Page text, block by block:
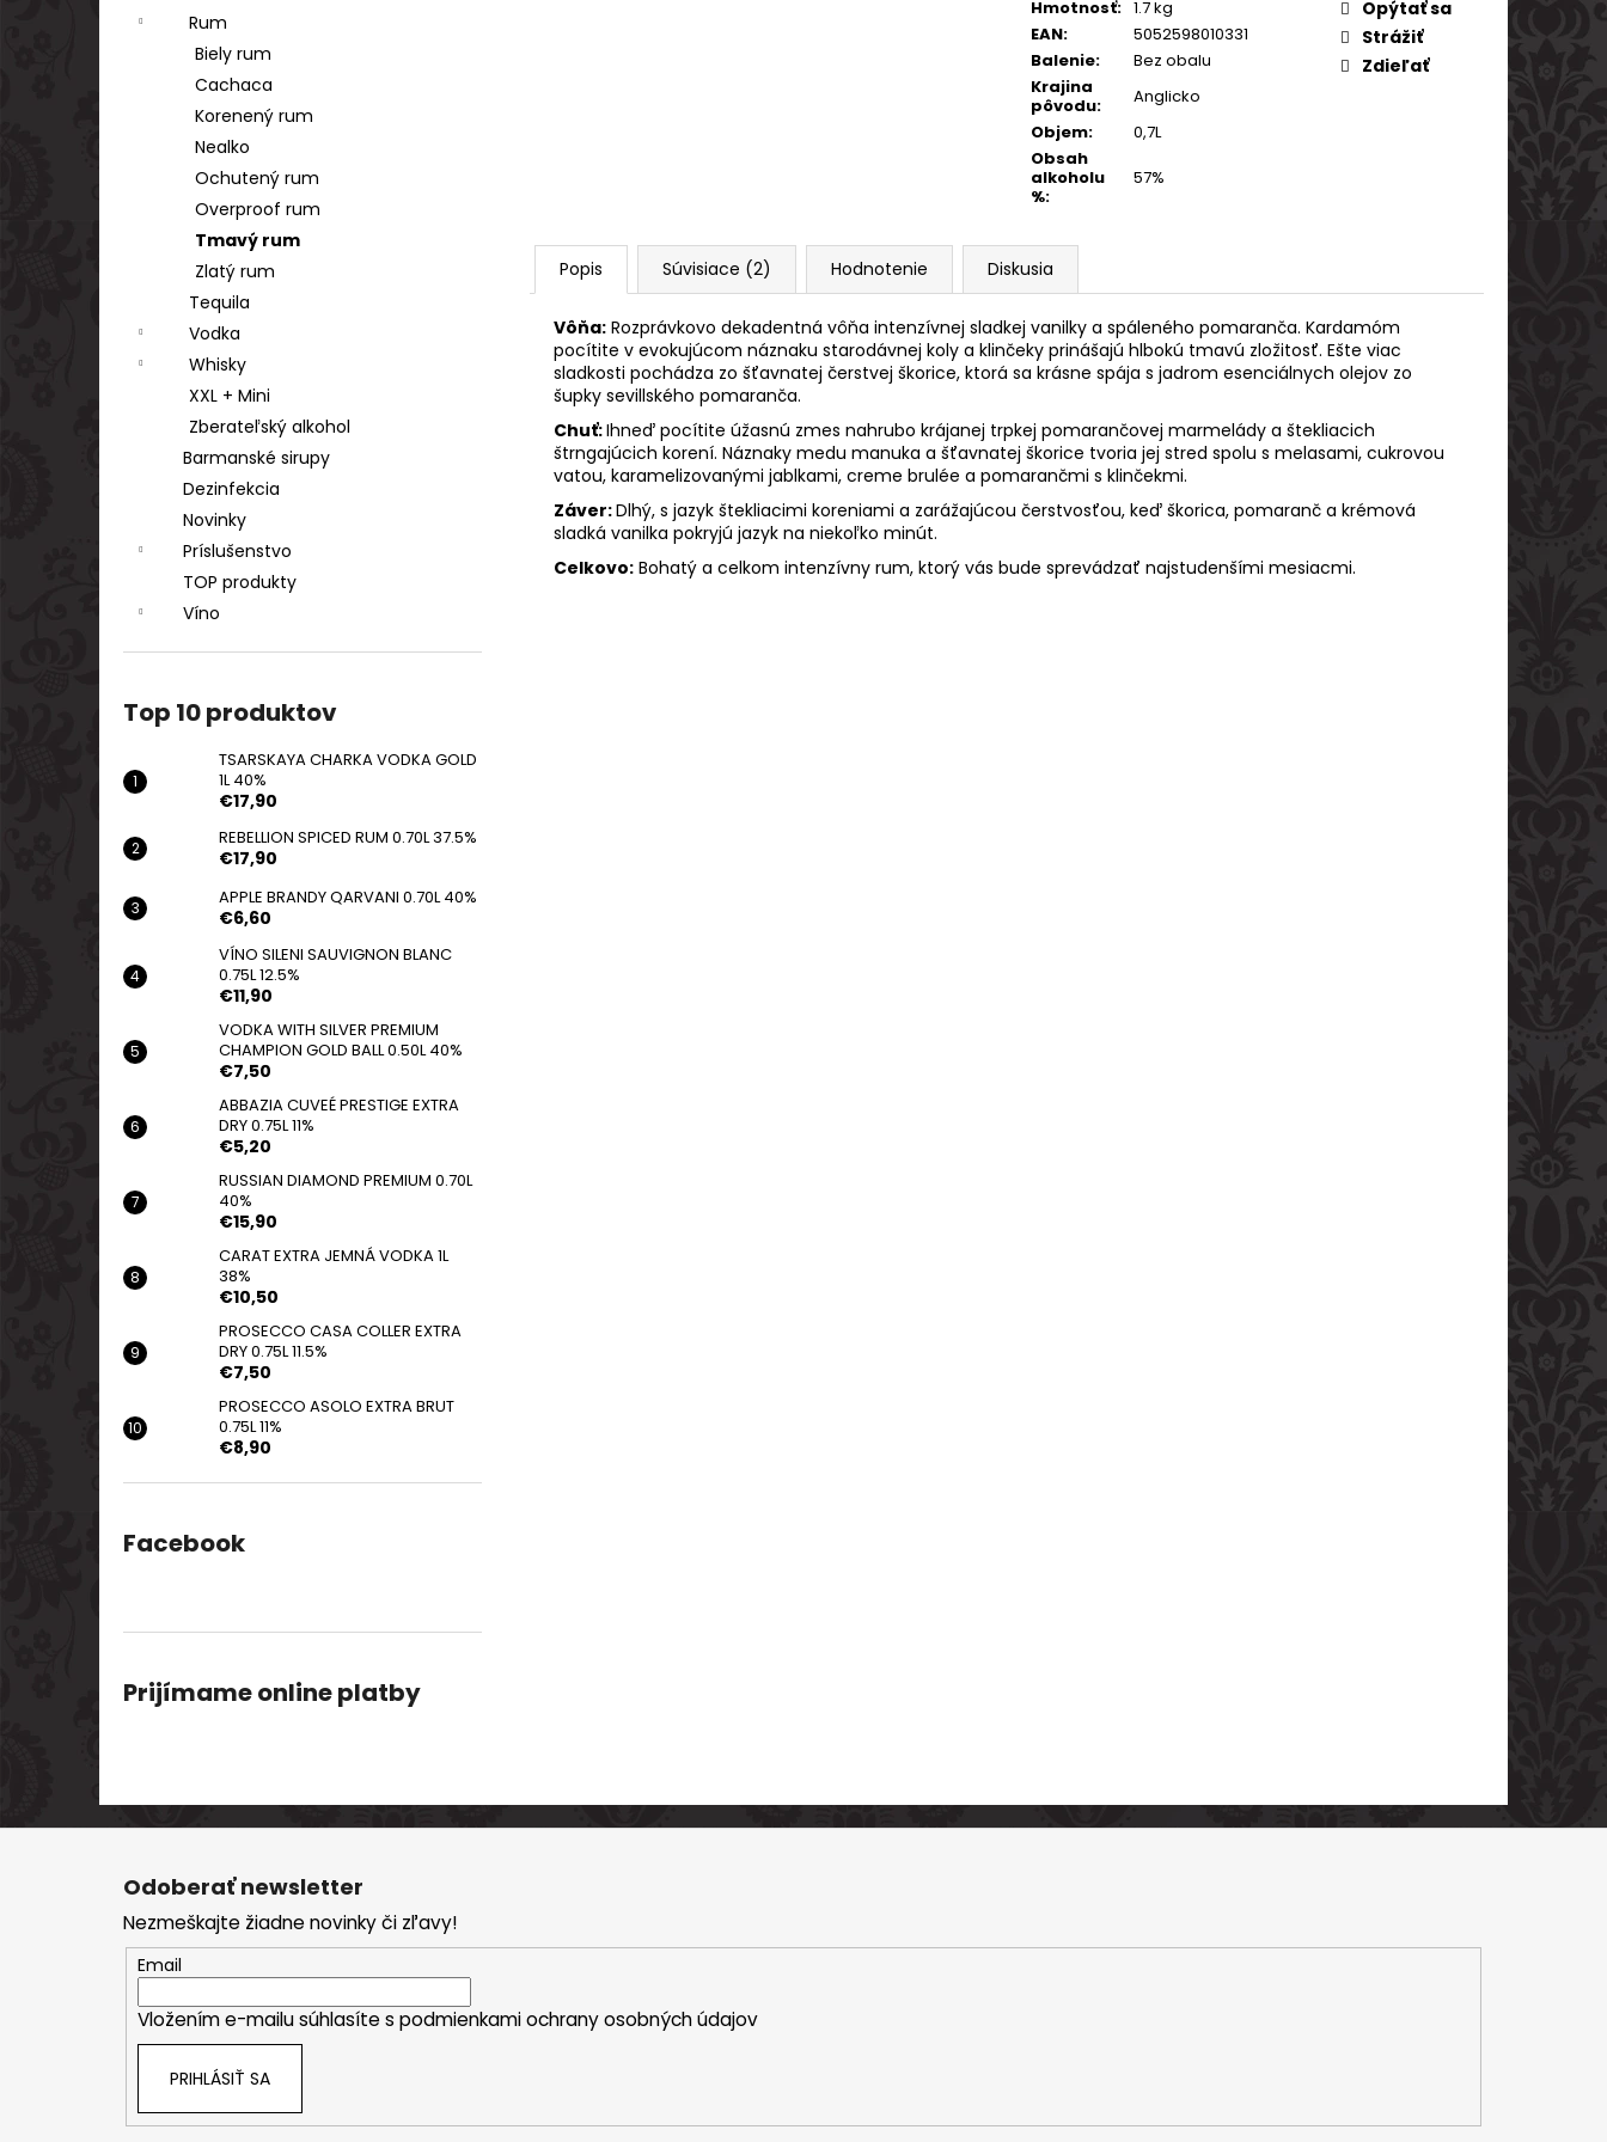
Rum
Biely rum
Cachaca
Korenený rum
Nealko
Ochutený rum
Overproof rum
Tmavý rum
Zlatý rum
Tequila
Vodka
Whisky
XXL + Mini
Zberateľský alkohol
Barmanské sirupy
Dezinfekcia
Novinky
Príslušenstvo
TOP produkty
Víno
Top 10 produktov
TSARSKAYA CHARKA VODKA GOLD
1L 40%
€17,90
REBELLION SPICED RUM 0.70L 37.5%
€17,90
APPLE BRANDY QARVANI 0.70L 40%
€6,60
VÍNO SILENI SAUVIGNON BLANC
0.75L 12.5%
€11,90
VODKA WITH SILVER PREMIUM
CHAMPION GOLD BALL 0.50L 40%
€7,50
ABBAZIA CUVEÉ PRESTIGE EXTRA
DRY 0.75L 11%
€5,20
RUSSIAN DIAMOND PREMIUM 0.70L
40%
€15,90
CARAT EXTRA JEMNÁ VODKA 1L
38%
€10,50
PROSECCO CASA COLLER EXTRA
DRY 0.75L 11.5%
€7,50
PROSECCO ASOLO EXTRA BRUT
0.75L 11%
€8,90
Facebook
Prijímame online platby
Hmotnosť: 1.7 kg
EAN:
5052598010331
Balenie:
Bez obalu
Krajina
pôvodu:
Anglicko
Objem:
0,7L
Obsah
alkoholu
%:
57%
Opýtať sa
Strážiť
Zdieľať
Popis Súvisiace (2) Hodnotenie Diskusia
Vôňa: Rozprávkovo dekadentná vôňa intenzívnej sladkej vanilky a spáleného pomaranča. Kardamóm
pocítite v evokujúcom náznaku starodávnej koly a klinčeky prinášajú hlbokú tmavú zložitosť. Ešte viac
sladkosti pochádza zo šťavnatej čerstvej škorice, ktorá sa krásne spája s jadrom esenciálnych olejov zo
šupky sevillského pomaranča.
Chuť:Ihneď pocítite úžasnú zmes nahrubo krájanej trpkej pomarančovej marmelády a štekliacich
štrngajúcich korení. Náznaky medu manuka a šťavnatej škorice tvoria jej stred spolu s melasami, cukrovou
vatou, karamelizovanými jablkami, creme brulée a pomarančmi s klinčekmi.
Záver:Dlhý, s jazyk štekliacimi koreniami a zarážajúcou čerstvosťou, keď škorica, pomaranč a krémová
sladká vanilka pokryjú jazyk na niekoľko minút.
Celkovo: Bohatý a celkom intenzívny rum, ktorý vás bude sprevádzať najstudenšími mesiacmi.
Z
Odoberať newsletter
Nezmeškajte žiadne novinky či zľavy!
Email
Vložením e-mailu súhlasíte s podmienkami ochrany osobných údajov
PRIHLÁSIŤ SA